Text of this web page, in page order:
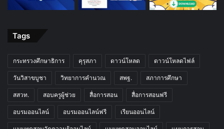
Tags
กระทรวงศึกษาธิการ คุรุสภา ดาวน์โหลด ดาวน์โหลดไฟล์
วันวิสาขบูชา วิทยาการคำนวณ สพฐ. สภาการศึกษา
สสวท. สอบครูผู้ช่วย สื่อการสอน สื่อการสอนฟรี
อบรมออนไลน์ อบรมออนไลน์ฟรี เรียนออนไลน์